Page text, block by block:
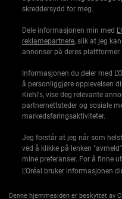
skreddersydd for meg.
Dele informasjonen min med
reklamepartnere, slik at jeg
annonser på deres plattformer.
Informasjonen du deler med
å personliggjøre opplevelsen
Kiehl's, vise deg relevante
partnernettsteder og sosiale
markedsføringsaktiviteter.
Jeg forstår at jeg når som
ved å klikke på lenken
mine preferanser. For å finne
L’Oréal bruker informasjonen
Denne hjemmesiden er beskyttet av